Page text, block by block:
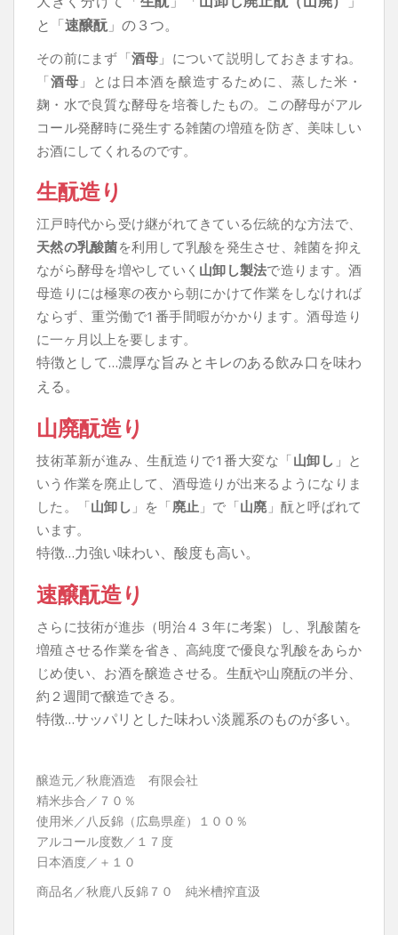
と「速醸酛」の３つ。
その前にまず「酒母 」について説明しておきますね。
「酒母 」とは日本酒を醸造するために、蒸した米・
麹・水で良質な酵母を培養したもの。この酵母がアル
コール発酵時に発生する雑菌の増殖を防ぎ、美味しい
お酒にしてくれるのです。
生酛造り
江戸時代から受け継がれてきている伝統的な方法で、
天然の乳酸菌を利用して乳酸を発生させ、雑菌を抑え
ながら酵母を増やしていく 山卸し製法で造ります。酒
母造りには極寒の夜から朝にかけて作業をしなければ
ならず、重労働で1番手間暇がかかります。酒母造り
に一ヶ月以上を要します。
特徴として…濃厚な旨みとキレのある飲み口を味わ
える。
山廃酛造り
技術革新が進み、生酛造りで1番大変な「山卸し 」と
いう作業を廃止して、酒母造りが出来るようになりま
した。「山卸し 」を「廃止 」で「山廃」酛と呼ばれて
います。
特徴…力強い味わい、酸度も高い。
速醸酛造り
さらに技術が進歩（明治４３年に考案）し、乳酸菌を
増殖させる作業を省き、高純度で優良な乳酸をあらか
じめ使い、お酒を醸造させる。生酛や山廃酛の半分、
約２週間で醸造できる。
特徴…サッパリとした味わい淡麗系のものが多い。
醸造元／秋鹿酒造 有限会社
精米歩合／７０％
使用米／八反錦（広島県産）１００％
アルコール度数／１７度
日本酒度／＋１０
商品名／秋鹿八反錦７０ 純米槽搾直汲